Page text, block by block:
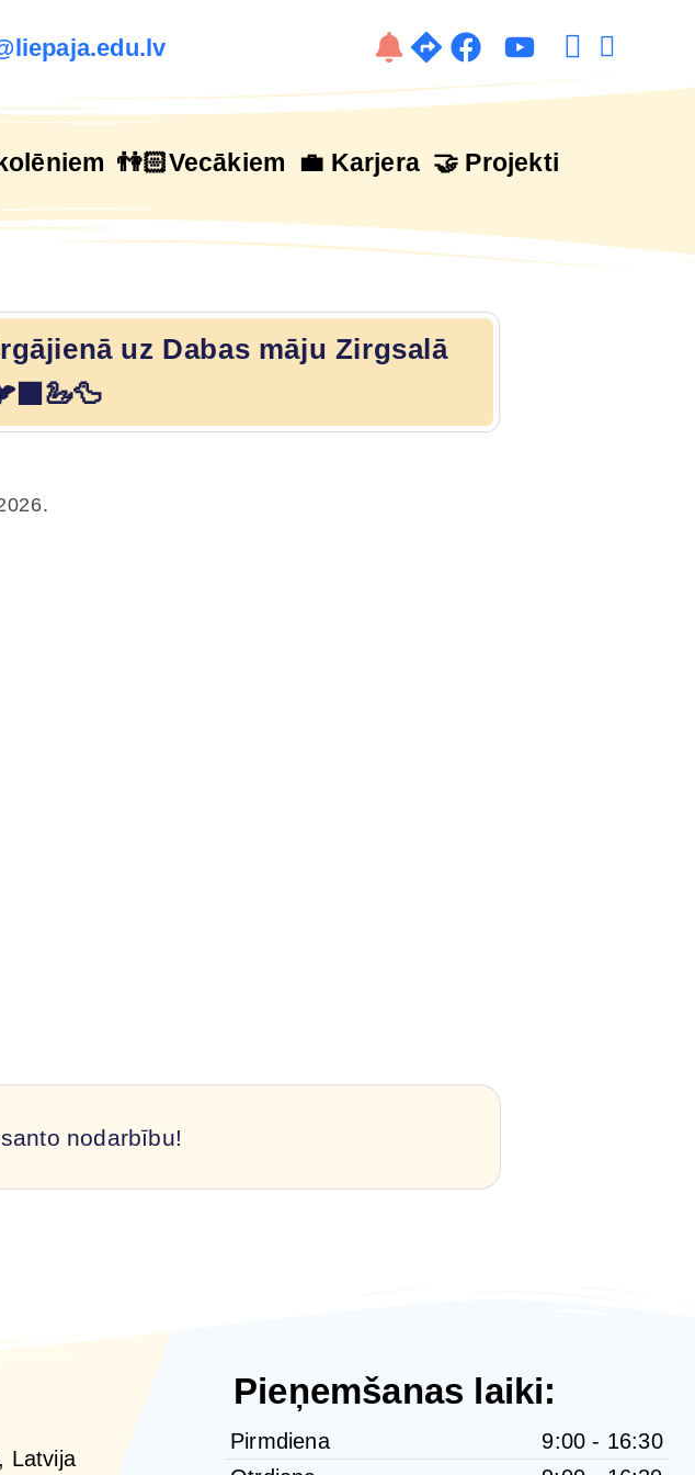
👫🏻Vecākiem 💼 Karjera 🤝 Projekti
uz Dabas māju Zirgsalā
nodarbību!
Latvija
Pieņemšanas laiki:
Pirmdiena
9:00 - 16:30